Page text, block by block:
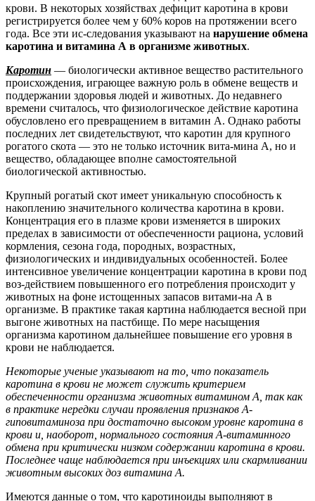
крови. В некоторых хозяйствах дефицит каротина в крови
регистрируется более чем у 60% коров на протяжении всего
года. Все эти ис-следования указывают на нарушение обмена
каротина и витамина А в организме животных.
Каротин — биологически активное вещество растительного
происхождения, играющее важную роль в обмене веществ и
поддержании здоровья людей и животных. До недавнего
времени считалось, что физиологическое действие каротина
обусловлено его превращением в витамин А. Однако работы
последних лет свидетельствуют, что каротин для крупного
рогатого скота — это не только источник вита-мина А, но и
вещество, обладающее вполне самостоятельной
биологической активностью.
Крупный рогатый скот имеет уникальную способность к
накоплению значительного количества каротина в крови.
Концентрация его в плазме крови изменяется в широких
пределах в зависимости от обеспеченности рациона, условий
кормления, сезона года, породных, возрастных,
физиологических и индивидуальных особенностей. Более
интенсивное увеличение концентрации каротина в крови под
воз-действием повышенного его потребления происходит у
животных на фоне истощенных запасов витами-на А в
организме. В практике такая картина наблюдается весной при
выгоне животных на пастбище. По мере насыщения
организма каротином дальнейшее повышение его уровня в
крови не наблюдается.
Некоторые ученые указывают на то, что показатель
каротина в крови не может служить критерием
обеспеченности организма животных витамином А, так как
в практике нередки случаи проявления признаков А-
гиповитаминоза при достаточно высоком уровне каротина в
крови и, наоборот, нормального состояния А-витаминного
обмена при критически низком содержании каротина в крови.
Последнее чаще наблюдается при инъекциях или скармливании
животным высоких доз витамина А.
Имеются данные о том, что каротиноиды выполняют в